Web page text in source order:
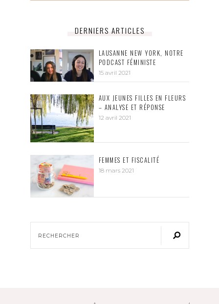
DERNIERS ARTICLES
LAUSANNE NEW YORK, NOTRE
PODCAST FÉMINISTE
15 avril 2021
AUX JEUNES FILLES EN FLEURS
– ANALYSE ET RÉPONSE
12 avril 2021
FEMMES ET FISCALITÉ
18 mars 2021